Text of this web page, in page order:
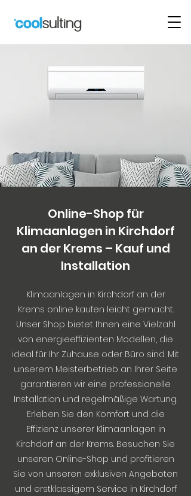
Online-Shop für
Klimaanlagen in Kirchdorf
an der Krems – Kauf und
Installation
Klimaanlagen in Kirchdorf an der
Krems online kaufen leicht gemacht.
Unser Shop bietet Ihnen eine Vielzahl
von energieeffizienten Modellen, die
ideal für Ihr Zuhause oder Büro sind. Mit
unserem Meisterbetrieb an Ihrer Seite
garantieren wir eine professionelle
Installation und regelmäßige Wartung.
Erleben Sie den Komfort und die
Effizienz unserer Klimaanlagen in
Kirchdorf an der Krems. Besuchen Sie
unseren Online-Shop und profitieren
Sie von unseren exklusiven Angeboten
und erstklassigem Service in Kirchdorf